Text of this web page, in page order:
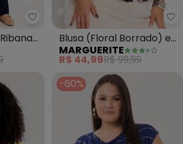
Marguerite - Blusa (Rosa) em
Blusa (Floral Borrado) em
Malha de Viscose
MARGUERITE
R$ 44,99R$ 99,99
-60%